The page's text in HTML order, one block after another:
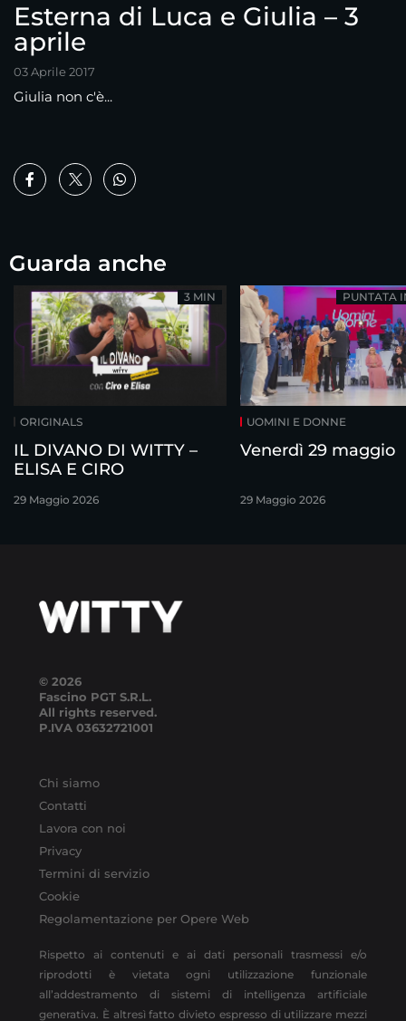
Esterna di Luca e Giulia – 3
aprile
03 Aprile 2017
Giulia non c'è...
Guarda anche
ORIGINALS
IL DIVANO DI WITTY –
ELISA E CIRO
29 Maggio 2026
3 MIN
UOMINI E DONNE
Venerdì 29 maggio
29 Maggio 2026
PUNTATA
© 2026
Fascino PGT S.R.L.
All rights reserved.
P.IVA 03632721001
Chi siamo
Contatti
Lavora con noi
Privacy
Termini di servizio
Cookie
Regolamentazione per Opere Web
Rispetto ai contenuti e ai dati personali trasmessi e/o
riprodotti è vietata ogni utilizzazione funzionale
all’addestramento di sistemi di intelligenza artificiale
generativa. È altresì fatto divieto espresso di utilizzare mezzi